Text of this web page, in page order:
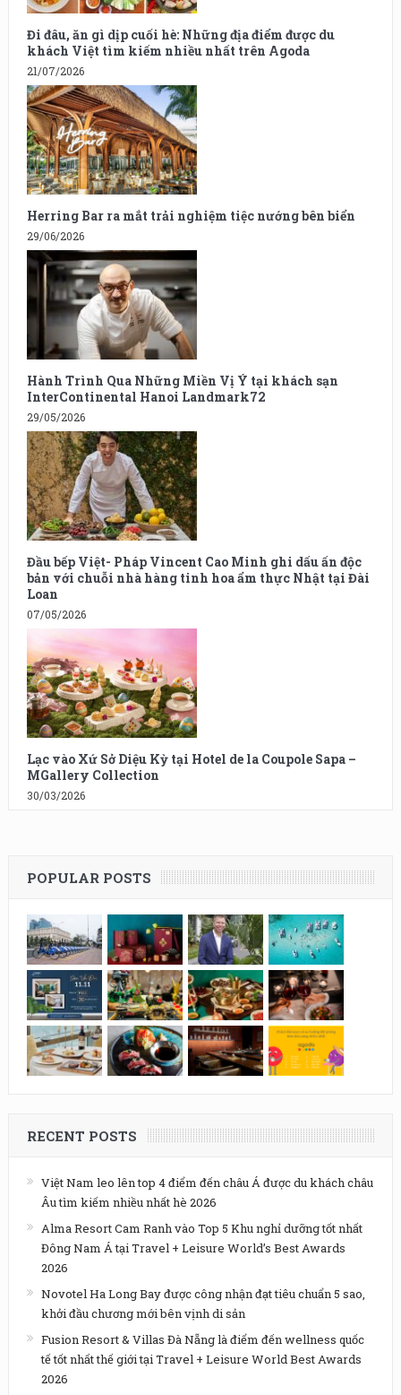
Đi đâu, ăn gì dịp cuối hè: Những địa điểm được du
khách Việt tìm kiếm nhiều nhất trên Agoda
21/07/2026
Herring Bar ra mắt trải nghiệm tiệc nướng bên biển
29/06/2026
Hành Trình Qua Những Miền Vị Ý tại khách sạn
InterContinental Hanoi Landmark72
29/05/2026
Đầu bếp Việt- Pháp Vincent Cao Minh ghi dấu ấn độc
bản với chuỗi nhà hàng tinh hoa ẩm thực Nhật tại Đài
Loan
07/05/2026
Lạc vào Xứ Sở Diệu Kỳ tại Hotel de la Coupole Sapa –
MGallery Collection
30/03/2026
POPULAR POSTS
RECENT POSTS
Việt Nam leo lên top 4 điểm đến châu Á được du khách châu
Âu tìm kiếm nhiều nhất hè 2026
Alma Resort Cam Ranh vào Top 5 Khu nghỉ dưỡng tốt nhất
Đông Nam Á tại Travel + Leisure World’s Best Awards
2026
Novotel Ha Long Bay được công nhận đạt tiêu chuẩn 5 sao,
khởi đầu chương mới bên vịnh di sản
Fusion Resort & Villas Đà Nẵng là điểm đến wellness quốc
tế tốt nhất thế giới tại Travel + Leisure World Best Awards
2026